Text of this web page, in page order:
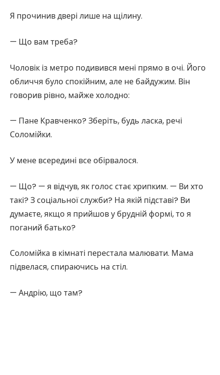
Я прочинив двері лише на щілину.
— Що вам треба?
Чоловік із метро подивився мені прямо в очі. Його
обличчя було спокійним, але не байдужим. Він
говорив рівно, майже холодно:
— Пане Кравченко? Зберіть, будь ласка, речі
Соломійки.
У мене всередині все обірвалося.
— Що? — я відчув, як голос стає хрипким. — Ви хто
такі? З соціальної служби? На якій підставі? Ви
думаєте, якщо я прийшов у брудній формі, то я
поганий батько?
Соломійка в кімнаті перестала малювати. Мама
підвелася, спираючись на стіл.
— Андрію, що там?